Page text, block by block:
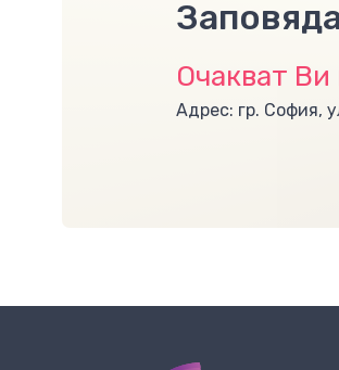
Очакват
Адрес: гр. София,